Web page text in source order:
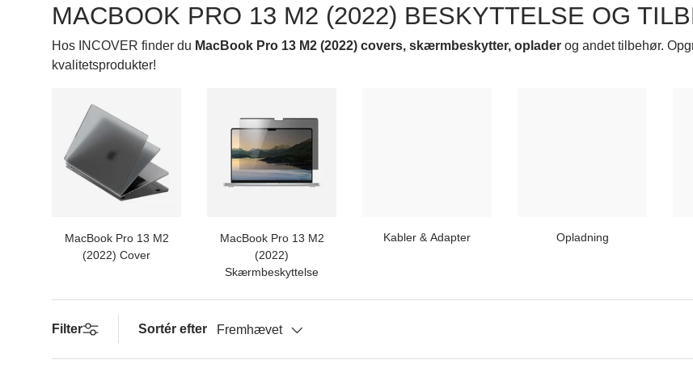
MACBOOK PRO 13 M2 (2022) BESKYTTELSE OG
Hos INCOVER finder du MacBook Pro 13 M2 (2022) covers, skærmbeskytter, oplader og andet tilbehør.
kvalitetsprodukter!
MacBook Pro 13 M2
(2022) Cover
MacBook Pro 13 M2
(2022)
Skærmbeskyttelse
Kabler & Adapter Opladning
Filter Sortér efter Fremhævet